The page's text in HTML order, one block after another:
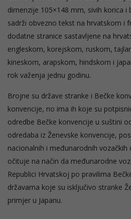
dimenzije 105×148 mm, sivih korica i
sadrži obvezno tekst na hrvatskom i
dodatne stranice sastavljene na
engleskom, korejskom, ruskom,
kineskom, arapskom, hindskom i
rok važenja jednu godinu.
Brojne su države stranke i Bečke
konvencije, no ima ih koje su
odredbe Bečke konvencije u suštini
odredaba iz Ženevske konvencije,
nacionalnih i međunarodnih vozačkih
očituje na način da međunarodne
Republici Hrvatskoj po pravilima
državama koje su isključivo stranke
primjer u Japanu.